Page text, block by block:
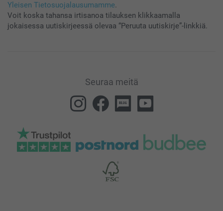
Yleisen Tietosuojalausumamme.
Voit koska tahansa irtisanoa tilauksen klikkaamalla
jokaisessa uutiskirjeessä olevaa “Peruuta uutiskirje”-linkkiä.
Seuraa meitä